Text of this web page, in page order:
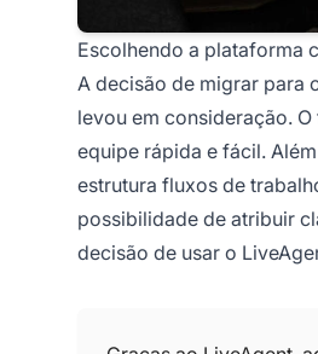
Escolhendo a plataforma
A decisão de migrar para
levou em consideração.
equipe rápida e fácil.
estrutura fluxos de
possibilidade de atribuir
decisão de usar o